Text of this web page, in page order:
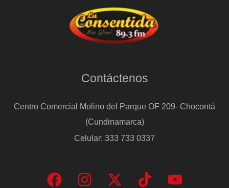
Contáctenos
Centro Comercial Molino del Parque OF 209- Chocontá
(Cundinamarca)
Celular: 333 733 0337